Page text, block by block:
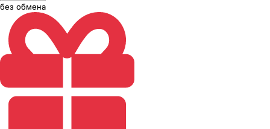
без обмена